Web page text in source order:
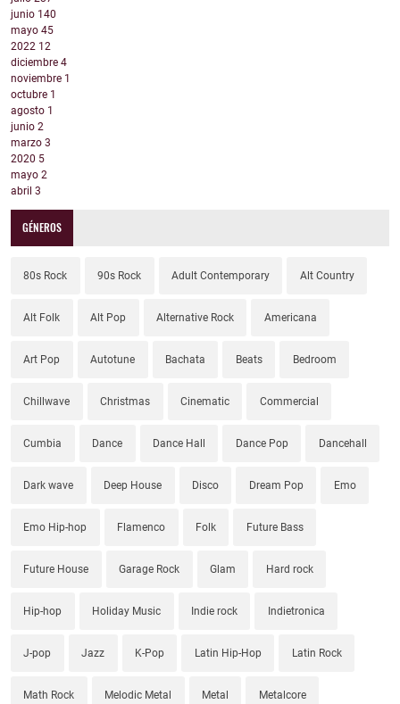
junio 140
mayo 45
2022 12
diciembre 4
noviembre 1
octubre 1
agosto 1
junio 2
marzo 3
2020 5
mayo 2
abril 3
GÉNEROS
80s Rock 90s Rock Adult Contemporary Alt Country
Alt Folk Alt Pop Alternative Rock Americana
Art Pop Autotune Bachata Beats Bedroom
Chillwave Christmas Cinematic Commercial
Cumbia Dance Dance Hall Dance Pop Dancehall
Dark wave Deep House Disco Dream Pop Emo
Emo Hip-hop Flamenco Folk Future Bass
Future House Garage Rock Glam Hard rock
Hip-hop Holiday Music Indie rock Indietronica
J-pop Jazz K-Pop Latin Hip-Hop Latin Rock
Math Rock Melodic Metal Metal Metalcore